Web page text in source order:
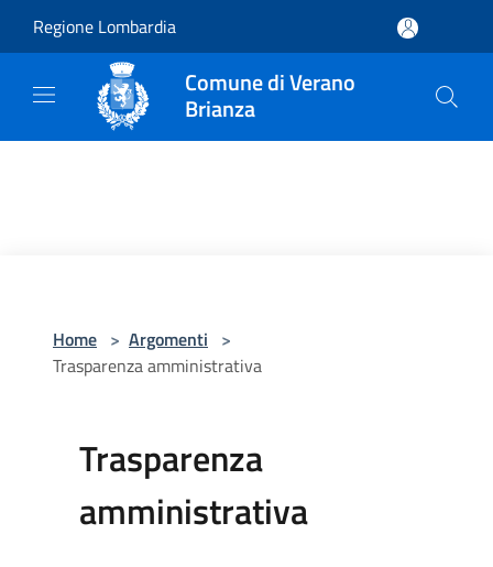
Regione Lombardia
Comune di Verano
Brianza
Home > Argomenti >
Trasparenza amministrativa
Trasparenza
amministrativa